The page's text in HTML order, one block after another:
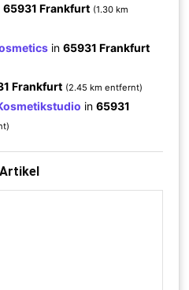
65931 Frankfurt (1.30 km
in65931 Frankfurt
Frankfurt (2.45 km entfernt)
in65931